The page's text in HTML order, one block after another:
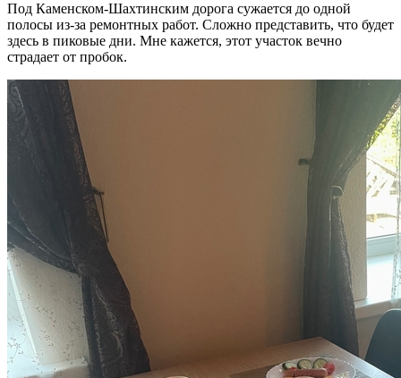
Под Каменском-Шахтинским дорога сужается до одной
полосы из-за ремонтных работ. Сложно представить, что будет
здесь в пиковые дни. Мне кажется, этот участок вечно
страдает от пробок.